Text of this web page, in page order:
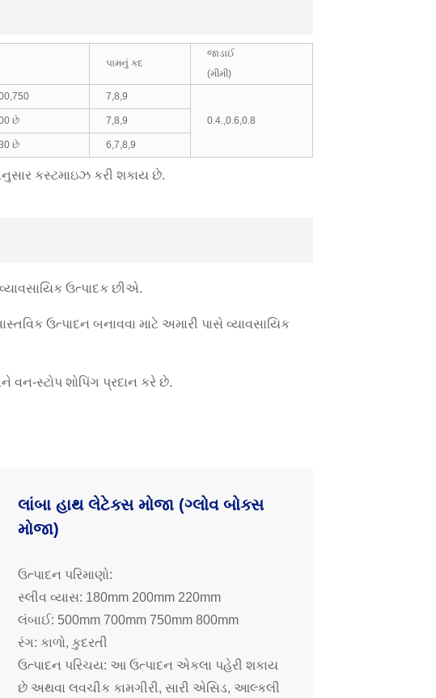
પામનું કદ
જાડાઈ
(મીમી)
7,8,9
0.4.,0.6,0.8
છે 7,8,9
છે 6,7,8,9
કસ્ટમાઇઝ કરી શકાય છે.
વ્યાવસાયિક ઉત્પાદક છીએ.
ઉત્પાદન બનાવવા માટે અમારી પાસે વ્યાવસાયિક
વન-સ્ટોપ શોપિંગ પ્રદાન કરે છે.
લાંબા હાથ લેટેક્સ મોજા (ગ્લોવ બોક્સ
મોજા)
ઉત્પાદન પરિમાણો:
સ્લીવ વ્યાસ: 180mm 200mm 220mm
લંબાઈ: 500mm 700mm 750mm 800mm
રંગ: કાળો, કુદરતી
ઉત્પાદન પરિચય: આ ઉત્પાદન એકલા પહેરી શકાય
છે અથવા લવચીક કામગીરી, સારી એસિડ, આલ્કલી